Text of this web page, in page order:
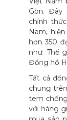
Gòn. Đây
chính
Nam,
hơn 350
như: Thế
Đồng hồ
Tất cả
chung
tem
với hàng